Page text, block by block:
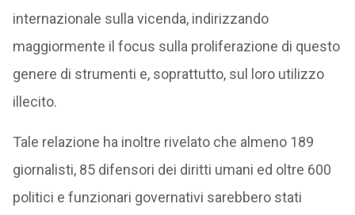
internazionale sulla vicenda, indirizzando
maggiormente il focus sulla proliferazione di questo
genere di strumenti e, soprattutto, sul loro utilizzo
illecito.
Tale relazione ha inoltre rivelato che almeno 189
giornalisti, 85 difensori dei diritti umani ed oltre 600
politici e funzionari governativi sarebbero stati